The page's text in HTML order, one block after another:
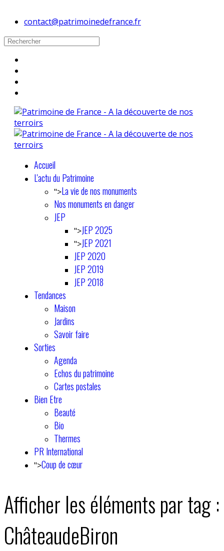
contact@patrimoinedefrance.fr
Accueil
L'actu du Patrimoine
">La vie de nos monuments
Nos monuments en danger
JEP
">JEP 2025
">JEP 2021
JEP 2020
JEP 2019
JEP 2018
Tendances
Maison
Jardins
Savoir faire
Sorties
Agenda
Echos du patrimoine
Cartes postales
Bien Etre
Beauté
Bio
Thermes
PR International
">Coup de cœur
Afficher les éléments par tag :
ChâteaudeBiron